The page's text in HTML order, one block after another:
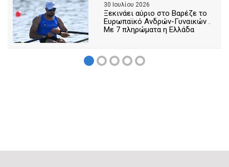
30 Ιουλίου 2026
Ξεκινάει αύριο στο Βαρέζε το
Ευρωπαϊκό Ανδρών-Γυναικών .
Με 7 πληρώματα η Ελλάδα